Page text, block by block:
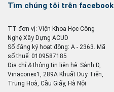
Tìm chúng tôi trên facebook
TT đơn vị: Viện Khoa Học Công
Nghệ Xây Dựng ACUD
Số đăng ký hoạt động: A - 2363. Mã
số thuế: 0109587185
Địa chỉ & thông tin liên hệ: Sảnh D,
Vinaconex1, 289A Khuất Duy Tiến,
Trung Hoà, Cầu Giấy, Hà Nội